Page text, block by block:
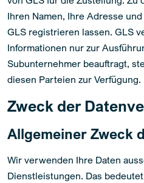
Ihren Namen, Ihre Adresse
GLS registrieren lassen. GLS
Informationen nur zur
Subunternehmer beauftragt,
diesen Parteien zur Verfügung.
Zweck der
Allgemeiner Zweck
Wir verwenden Ihre Daten
Dienstleistungen. Das